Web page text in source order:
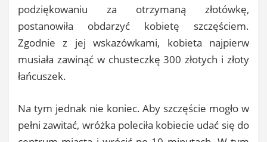
podziękowaniu za otrzymaną złotówkę,
postanowiła obdarzyć kobietę szczęściem.
Zgodnie z jej wskazówkami, kobieta najpierw
musiała zawinąć w chusteczkę 300 złotych i złoty
łańcuszek.
Na tym jednak nie koniec. Aby szczęście mogło w
pełni zawitać, wróżka poleciła kobiecie udać się do